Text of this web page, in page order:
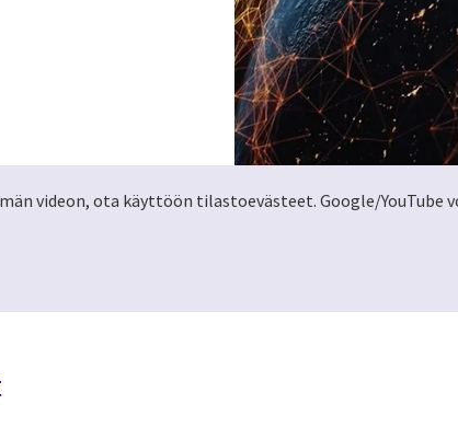
videon, ota käyttöön tilastoevästeet. Google/YouTube